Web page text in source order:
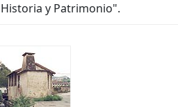
Historia y Patrimonio".